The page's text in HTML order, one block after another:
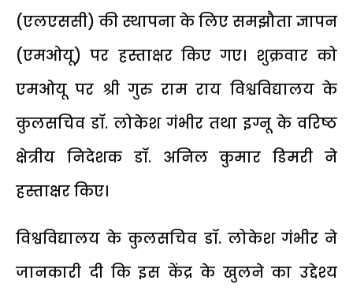
(एलएससी) की स्थापना के लिए समझौता ज्ञापन
(एमओयू) पर हस्ताक्षर किए गए। शुक्रवार को
एमओयू पर श्री गुरु राम राय विश्वविद्यालय के
कुलसचिव डॉ. लोकेश गंभीर तथा इग्नू के वरिष्ठ
क्षेत्रीय निदेशक डॉ. अनिल कुमार डिमरी ने
हस्ताक्षर किए।
विश्वविद्यालय के कुलसचिव डॉ. लोकेश गंभीर ने
जानकारी दी कि इस केंद्र के खुलने का उद्देश्य